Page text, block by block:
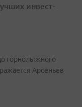
инвест-
горнолыжного
Арсеньев